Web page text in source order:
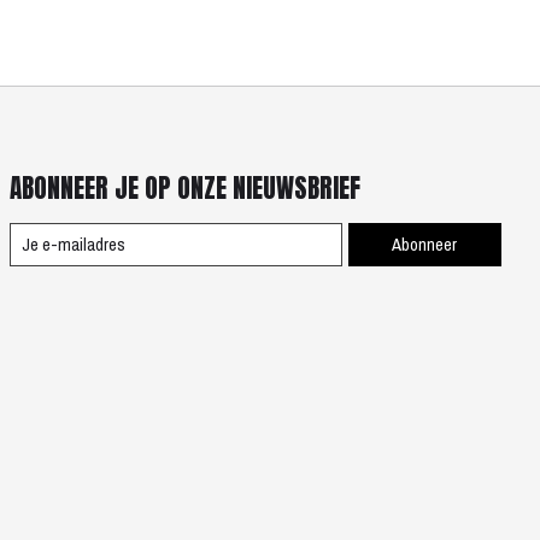
ABONNEER JE OP ONZE NIEUWSBRIEF
Abonneer